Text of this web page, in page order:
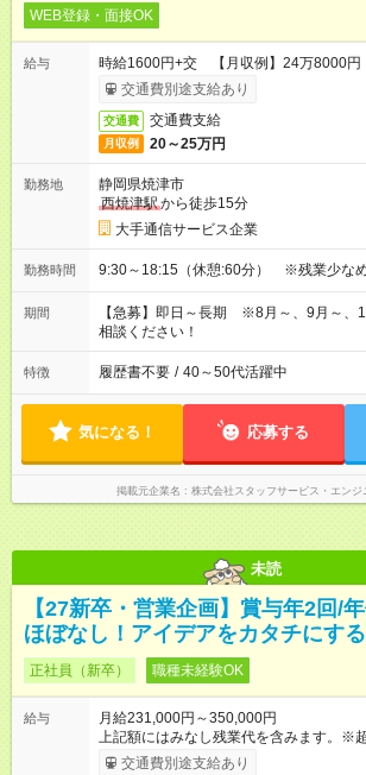
WEB登録・面接OK
給与
時給1600円+交 【月収例】24万8000円
交通費別途支給あり
交通費 交通費支給
月収例 20～25万円
勤務地
静岡県焼津市
西焼津駅から徒歩15分
大手通信サービス企業
勤務時間 9:30～18:15（休憩:60分） ※残業少な
期間
【急募】即日～長期 ※8月～、9月～、
相談ください！
特徴 履歴書不要 / 40～50代活躍中
気になる！ 応募する
掲載元企業名 株式会社スタッフサービス・エンジ
未読
【27新卒・営業企画】賞与年2回/
ほぼなし！アイデアをカタチにす
正社員（新卒） 職種未経験OK
給与
月給231,000円～350,000円
上記額にはみなし残業代を含みます。※
ます。 みなし残業代 24,000円 ～ 37,000
交通費別途支給あり